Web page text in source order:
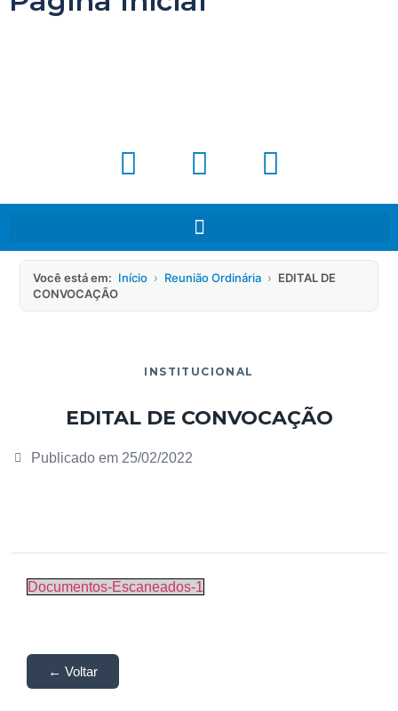
Você está em: Início › Reunião Ordinária › EDITAL DE
CONVOCAÇÃO
INSTITUCIONAL
EDITAL DE CONVOCAÇÃO
Publicado em 25/02/2022
Documentos-Escaneados-1
← Voltar